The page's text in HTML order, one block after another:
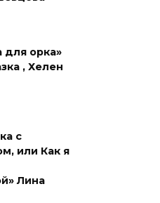
орка»
, Хелен
с
или Как я
Лина